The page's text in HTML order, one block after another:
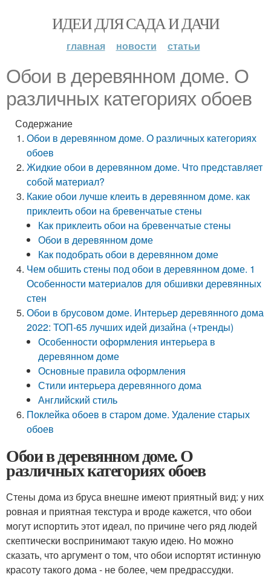
ИДЕИ ДЛЯ САДА И ДАЧИ
главная новости статьи
Обои в деревянном доме. О
различных категориях обоев
Содержание
Обои в деревянном доме. О различных категориях
обоев
Жидкие обои в деревянном доме. Что представляет
собой материал?
Какие обои лучше клеить в деревянном доме. как
приклеить обои на бревенчатые стены
Как приклеить обои на бревенчатые стены
Обои в деревянном доме
Как подобрать обои в деревянном доме
Чем обшить стены под обои в деревянном доме. 1
Особенности материалов для обшивки деревянных
стен
Обои в брусовом доме. Интерьер деревянного дома
2022: ТОП-65 лучших идей дизайна (+тренды)
Особенности оформления интерьера в
деревянном доме
Основные правила оформления
Стили интерьера деревянного дома
Английский стиль
Поклейка обоев в старом доме. Удаление старых
обоев
Обои в деревянном доме. О
различных категориях обоев
Стены дома из бруса внешне имеют приятный вид: у них
ровная и приятная текстура и вроде кажется, что обои
могут испортить этот идеал, по причине чего ряд людей
скептически воспринимают такую идею. Но можно
сказать, что аргумент о том, что обои испортят истинную
красоту такого дома - не более, чем предрассудки.